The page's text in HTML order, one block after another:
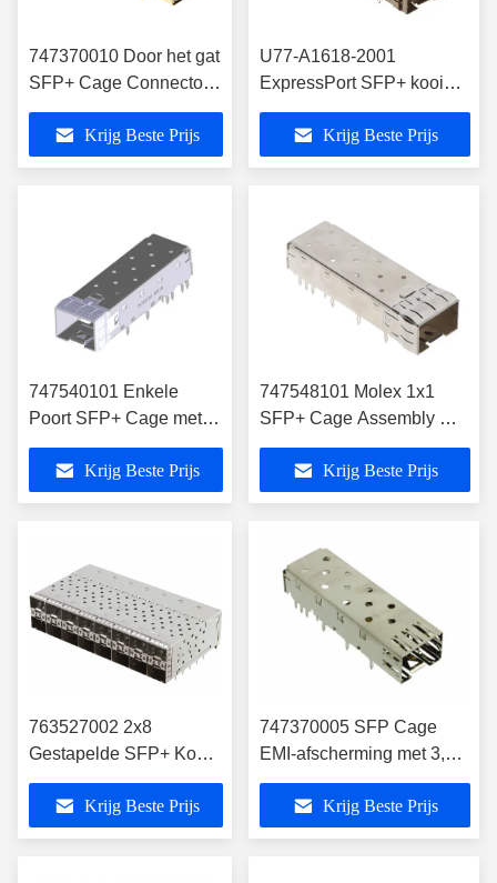
747370010 Door het gat
SFP+ Cage Connector
gelijk aan LP11F012
Krijg Beste Prijs
U77-A1618-2001
ExpressPort SFP+ kooien
Perspassing RoHS-
compatibelKrijg Beste Prijs
747540101 Enkele
Poort SFP+ Cage met
Spring Finger Bezel
PakkingKrijg Beste Prijs
747548101 Molex 1x1
SFP+ Cage Assembly met
pers-fit beëindiging
Krijg Beste Prijs
763527002 2x8
Gestapelde SFP+ Kooi
met Binnenste 2 Poorten
LightpipesKrijg Beste Prijs
747370005 SFP Cage
EMI-afscherming met 3,05
mm Press-Fit Pinnen
Krijg Beste Prijs